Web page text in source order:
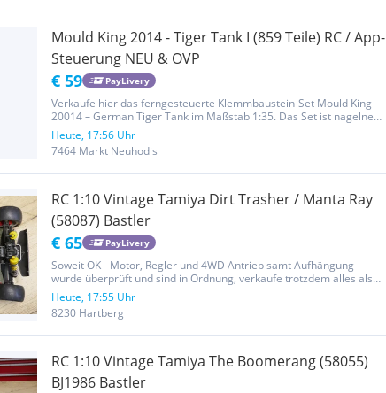
Mould King 2014 - Tiger Tank I (859 Teile) RC / App-
Steuerung NEU & OVP
€ 59 PayLivery
Verkaufe hier das ferngesteuerte Klemmbaustein-Set Mould King
20014 – German Tiger Tank im Maßstab 1:35. Das Set ist nagelneu,
unaufgebaut und in der Originalverpackung (OVP). Das Modell ist
voll motorisiert und bietet genialen Bauspaß gepaart mit...
Heute, 17:56 Uhr
7464 Markt Neuhodis
RC 1:10 Vintage Tamiya Dirt Trasher / Manta Ray
(58087) Bastler
€ 65 PayLivery
Soweit OK - Motor, Regler und 4WD Antrieb samt Aufhängung
wurde überprüft und sind in Ordnung, verkaufe trotzdem alles als
defekt für Bastler bzw. Ersatzteilspender aufgrund des Alters, keine
Karo vorhanden, Bilder sind Teil der Beschreibung!...
Heute, 17:55 Uhr
8230 Hartberg
RC 1:10 Vintage Tamiya The Boomerang (58055)
BJ1986 Bastler